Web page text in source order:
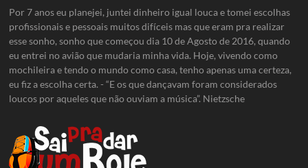
Por 7 anos eu planejei, juntei dinheiro igual louca e tomei escolhas
profissionais e pessoais muitos difíceis mas que eram pra realizar
esse sonho, sonho que começou dia 10 de Agosto de 2016, quando
eu entrei no avião que mudaria minha vida. Hoje, vivendo como
mochileira e tendo o mundo como casa, tenho apenas uma certeza,
eu fiz a escolha certa. - “E os que dançavam foram considerados
loucos por aqueles que não ouviam a música”. Nietzsche